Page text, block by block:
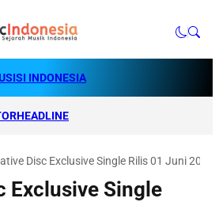
INDONESIA
HEADLINE
Disc Exclusive Single Rilis 01 Juni 2026
Exclusive Single